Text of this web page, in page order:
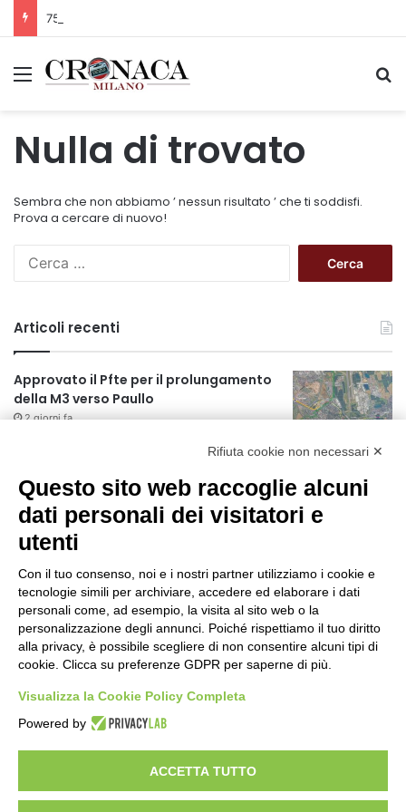
Menu
Nulla di trovato
Sembra che non abbiamo ’ nessun risultato ’ che ti soddisfi.
Prova a cercare di nuovo!
c
a
p
e
Articoli recenti
Approvato il Pfte per il prolungamento
della M3 verso Paullo
2 giorni fa
75 anni di INFN. La comunità, la storia, il
futuro della ricerca in fisica
fondamentale in Italia
2 giorni fa
Milano Aiuta Estate, 1600 prestazioni di
assistenza attivate
2 giorni fa
Il potenziale invisibile: come la
curiosità guida l’evoluzione umana
2 giorni fa
Milano tra tradizione e mutamento: il
battito sottile di una metropoli in
evoluzione
Rifiuta cookie non necessari ✕
Questo sito web raccoglie alcuni
dati personali dei visitatori e
utenti
Con il tuo consenso, noi e i nostri partner utilizziamo i cookie e
tecnologie simili per archiviare, accedere ed elaborare i dati
personali come, ad esempio, la visita al sito web o la
personalizzazione degli annunci. Poiché rispettiamo il tuo diritto
alla privacy, è possibile scegliere di non consentire alcuni tipi di
cookie. Clicca su preferenze GDPR per saperne di più.
Visualizza la Cookie Policy Completa
Powered by
ACCETTA TUTTO